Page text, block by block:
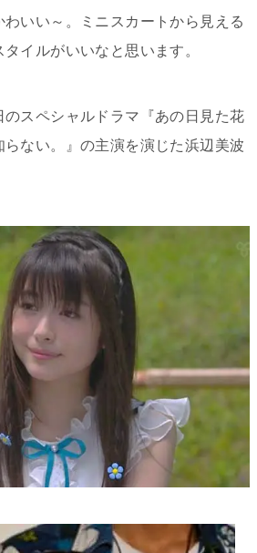
いい～。ミニスカートから見える
イルがいいなと思います。
のスペシャルドラマ『あの日見た花
ない。』の主演を演じた浜辺美波